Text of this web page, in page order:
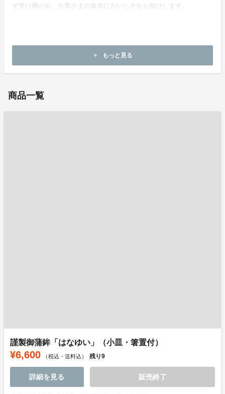
ず受け継がれ、お客さまの食卓においしさをお届けします。
add もっと見る
商品一覧
謹製御蒲鉾「はなゆい」（小皿・箸置付）
¥6,600 （税込・送料込） 残り9
詳細を見る 販売終了